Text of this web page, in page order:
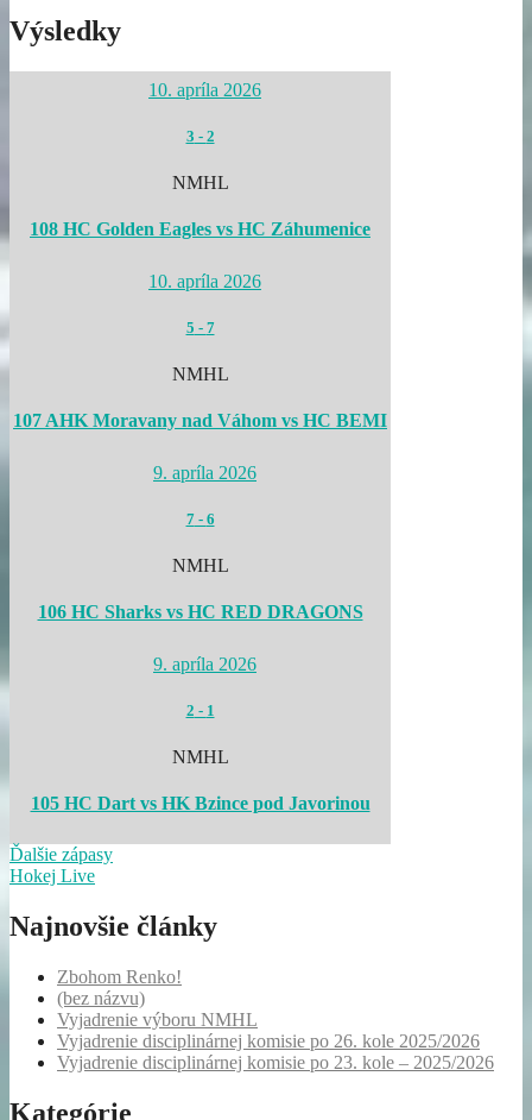
Výsledky
10. apríla 2026
3 - 2
NMHL
108 HC Golden Eagles vs HC Záhumenice
10. apríla 2026
5 - 7
NMHL
107 AHK Moravany nad Váhom vs HC BEMI
9. apríla 2026
7- 6
NMHL
106 HC Sharks vs HC RED DRAGONS
9. apríla 2026
2 - 1
NMHL
105 HC Dart vs HK Bzince pod Javorinou
Ďalšie zápasy
Hokej Live
Najnovšie články
Zbohom Renko!
(bez názvu)
Vyjadrenie výboru NMHL
Vyjadrenie disciplinárnej komisie po 26. kole 2025/2026
Vyjadrenie disciplinárnej komisie po 23. kole – 2025/2026
Kategórie